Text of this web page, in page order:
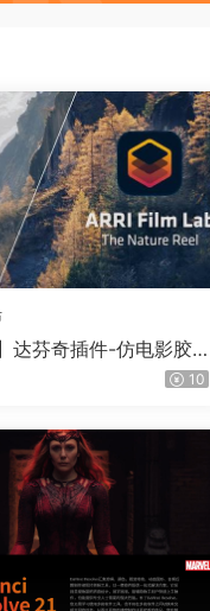
达芬奇插件-仿电影胶
插件 ARRI Film Lab 1.
10